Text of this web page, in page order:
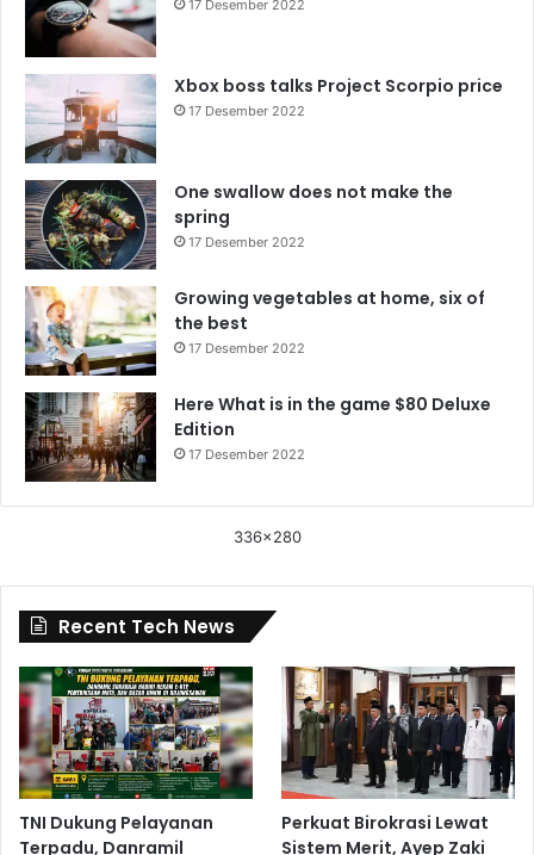
17 Desember 2022
Xbox boss talks Project Scorpio price
17 Desember 2022
One swallow does not make the
spring
17 Desember 2022
Growing vegetables at home, six of
the best
17 Desember 2022
Here What is in the game $80 Deluxe
Edition
17 Desember 2022
336x280
Recent Tech News
TNI Dukung Pelayanan
Terpadu, Danramil
Perkuat Birokrasi Lewat
Sistem Merit, Ayep Zaki